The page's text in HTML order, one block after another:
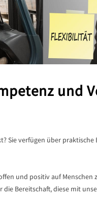
und
Sie verfügen über
und positiv auf
Bereitschaft, diese mit